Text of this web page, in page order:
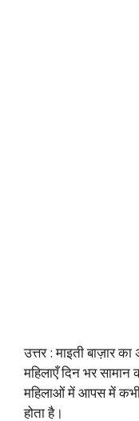
उत्तर : माइती बाज़ार का
महिलाएँ दिन भर सामान
महिलाओं में आपस में कभी
होता है।